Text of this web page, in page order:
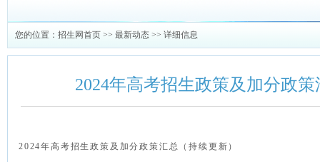
您的位置： 招生网首页 >> 最新动态 >> 详细信息
2024年高考招生政策及加分政
2024年高考招生政策及加分政策汇总（持续更新）